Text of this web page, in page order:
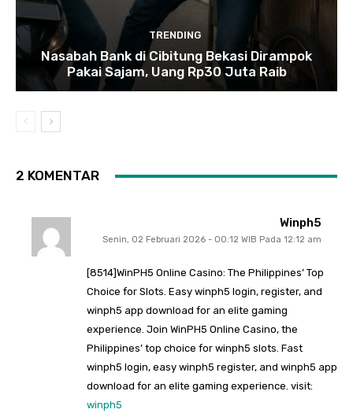
TRENDING
Nasabah Bank di Cibitung Bekasi Dirampok
Pakai Sajam, Uang Rp30 Juta Raib
2 KOMENTAR
Winph5
Senin, 02 Februari 2026 - 00:12 WIB Pada 12:12 am
[8514]WinPH5 Online Casino: The Philippines’ Top
Choice for Slots. Easy winph5 login, register, and
winph5 app download for an elite gaming
experience. Join WinPH5 Online Casino, the
Philippines’ top choice for winph5 slots. Fast
winph5 login, easy winph5 register, and winph5 app
download for an elite gaming experience. visit:
winph5